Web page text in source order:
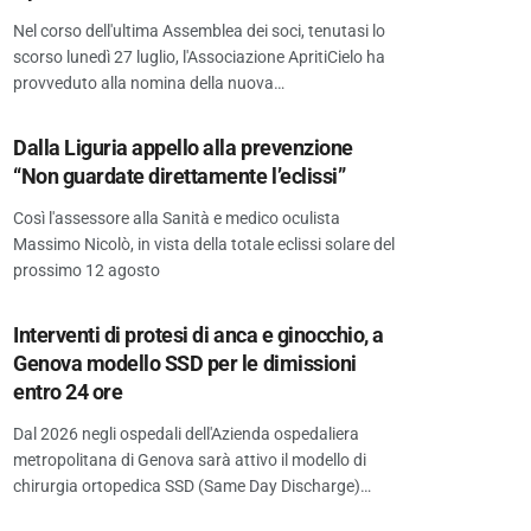
Nel corso dell'ultima Assemblea dei soci, tenutasi lo
scorso lunedì 27 luglio, l'Associazione ApritiCielo ha
provveduto alla nomina della nuova…
Dalla Liguria appello alla prevenzione
“Non guardate direttamente l’eclissi”
Così l'assessore alla Sanità e medico oculista
Massimo Nicolò, in vista della totale eclissi solare del
prossimo 12 agosto
Interventi di protesi di anca e ginocchio, a
Genova modello SSD per le dimissioni
entro 24 ore
Dal 2026 negli ospedali dell'Azienda ospedaliera
metropolitana di Genova sarà attivo il modello di
chirurgia ortopedica SSD (Same Day Discharge)…